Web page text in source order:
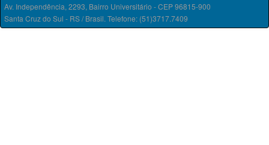
Av. Independência, 2293, Bairro Universitário - CEP 96815-900
Santa Cruz do Sul - RS / Brasil. Telefone: (51)3717.7409